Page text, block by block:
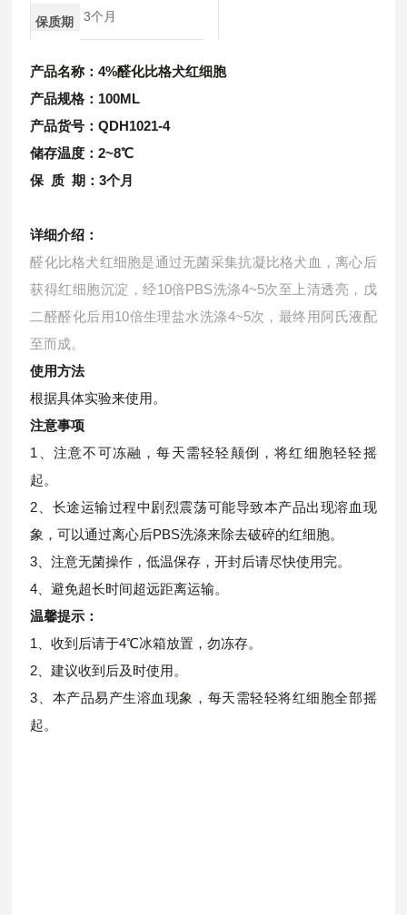
保质期
3个月
产品名称：4%醛化比格犬红细胞
产品规格：100ML
产品货号：QDH1021-4
储存温度：2~8℃
保 质 期：3个月
详细介绍：
醛化比格犬红细胞是通过无菌采集抗凝比格犬血，离心后
获得红细胞沉淀，经10倍PBS洗涤4~5次至上清透亮，戊
二醛醛化后用10倍生理盐水洗涤4~5次，最终用阿氏液配
至而成。
使用方法
根据具体实验来使用。
注意事项
1、注意不可冻融，每天需轻轻颠倒，将红细胞轻轻摇
起。
2、长途运输过程中剧烈震荡可能导致本产品出现溶血现
象，可以通过离心后PBS洗涤来除去破碎的红细胞。
3、注意无菌操作，低温保存，开封后请尽快使用完。
4、避免超长时间超远距离运输。
温馨提示：
1、收到后请于4℃冰箱放置，勿冻存。
2、建议收到后及时使用。
3、本产品易产生溶血现象，每天需轻轻将红细胞全部摇
起。